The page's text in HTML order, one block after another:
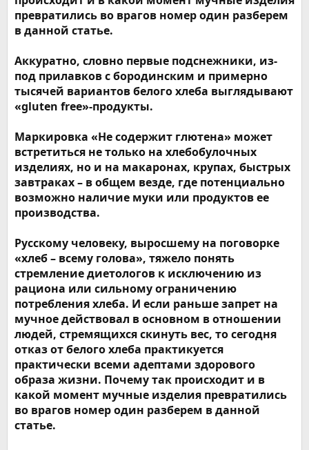
превратились во врагов номер один разберем
в данной статье.
Аккуратно, словно первые подснежники, из-
под прилавков с бородинским и примерно
тысячей вариантов белого хлеба выглядывают
«gluten free»-продукты.
Маркировка «Не содержит глютена» может
встретиться не только на хлебобулочных
изделиях, но и на макаронах, крупах, быстрых
завтраках – в общем везде, где потенциально
возможно наличие муки или продуктов ее
производства.
Русскому человеку, выросшему на поговорке
«хлеб – всему голова», тяжело понять
стремление диетологов к исключению из
рациона или сильному ограничению
потребления хлеба. И если раньше запрет на
мучное действовал в основном в отношении
людей, стремящихся скинуть вес, то сегодня
отказ от белого хлеба практикуется
практически всеми адептами здорового
образа жизни. Почему так происходит и в
какой момент мучные изделия превратились
во врагов номер один разберем в данной
статье.